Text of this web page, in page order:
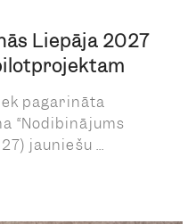
Liepāja 2027
pagarināta
“Nodibinājums
jauniešu ...